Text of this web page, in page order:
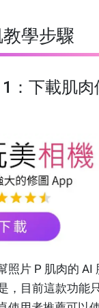
學步驟
：下載肌肉
照片 P 肌肉的 AI
，目前這款功能